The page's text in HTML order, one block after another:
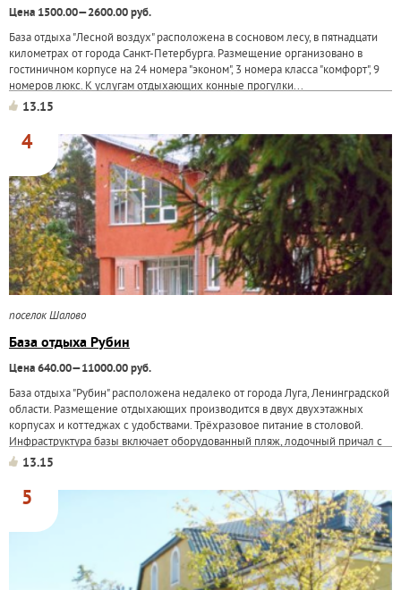
Цена 1500.00—2600.00 руб.
База отдыха "Лесной воздух" расположена в сосновом лесу, в пятнадцати
километрах от города Санкт-Петербурга. Размещение организовано в
гостиничном корпусе на 24 номера "эконом", 3 номера класса "комфорт", 9
номеров люкс. К услугам отдыхающих конные прогулки...
13.15
4
поселок Шалово
База отдыха Рубин
Цена 640.00—11000.00 руб.
База отдыха "Рубин" расположена недалеко от города Луга, Ленинградской
области. Размещение отдыхающих производится в двух двухэтажных
корпусах и коттеджах с удобствами. Трёхразовое питание в столовой.
Инфраструктура базы включает оборудованный пляж, лодочный причал с
прокатом...
13.15
5